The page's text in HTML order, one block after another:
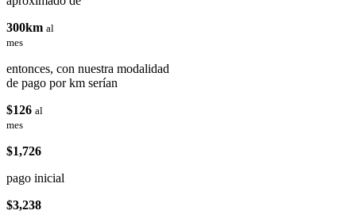
300km al
mes
entonces, con nuestra modalidad
de pago por km serían
$126 al
mes
$1,726
pago inicial
$3,238